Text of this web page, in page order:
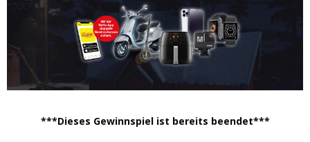
***Dieses Gewinnspiel ist bereits beendet***